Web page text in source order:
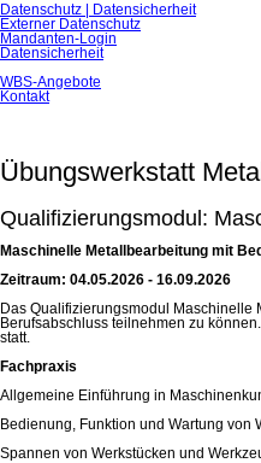
Datenschutz | Datensicherheit
Externer Datenschutz
Mandanten-Login
Datensicherheit
WBS-Angebote
Kontakt
Übungswerkstatt
Qualifizierungsmodul:
Maschinelle Metallbearbeitung mit
Zeitraum: 04.05.2026 - 16.09.2026
Das Qualifizierungsmodul
Berufsabschluss teilnehmen zu
statt.
Fachpraxis
Allgemeine Einführung in
Bedienung, Funktion und Wartung von
Spannen von Werkstücken und